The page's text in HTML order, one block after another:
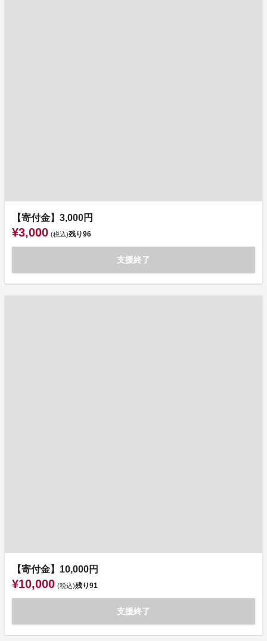
【寄付金】3,000円
¥3,000 (税込)残り96
支援終了
【寄付金】10,000円
¥10,000 (税込)残り91
支援終了